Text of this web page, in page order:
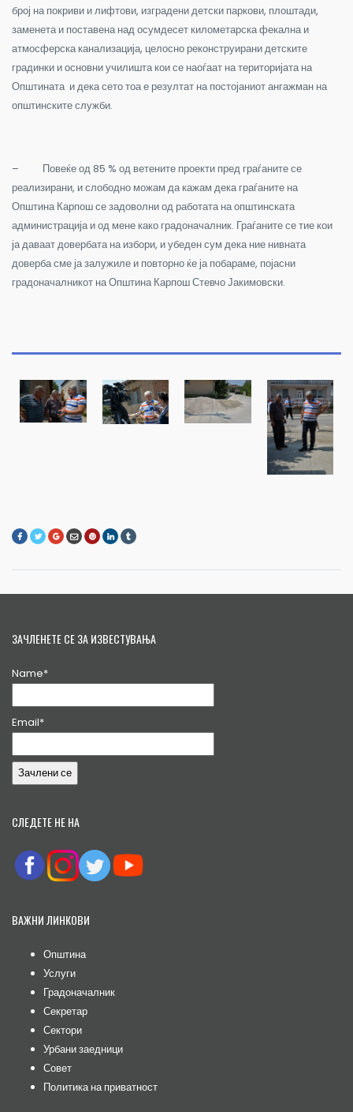
број на покриви и лифтови, изградени детски паркови, плоштади,
заменета и поставена над осумдесет километарска фекална и
атмосферска канализација, целосно реконструирани детските
градинки и основни училишта кои се наоѓаат на територијата на
Општината и дека сето тоа е резултат на постојаниот ангажман на
општинските служби.
– Повеќе од 85 % од ветените проекти пред граѓаните се
реализирани, и слободно можам да кажам дека граѓаните на
Општина Карпош се задоволни од работата на општинската
администрација и од мене како градоначалник. Граѓаните се тие кои
ја даваат довербата на избори, и убеден сум дека ние нивната
доверба сме ја залужиле и повторно ќе ја побараме, појасни
градоначалникот на Општина Карпош Стевчо Јакимовски.
ЗАЧЛЕНЕТЕ СЕ ЗА ИЗВЕСТУВАЊА
Name*
Email*
СЛЕДЕТЕ НЕ НА
ВАЖНИ ЛИНКОВИ
Општина
Услуги
Градоначалник
Секретар
Сектори
Урбани заедници
Совет
Политика на приватност